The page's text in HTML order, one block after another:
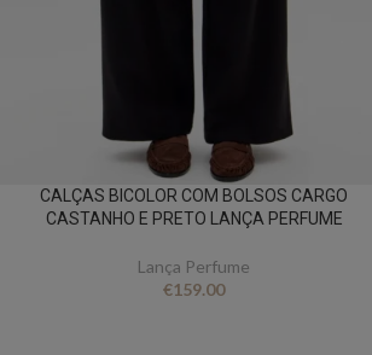
CALÇAS BICOLOR COM BOLSOS CARGO
CASTANHO E PRETO LANÇA PERFUME
Lança Perfume
€159.00